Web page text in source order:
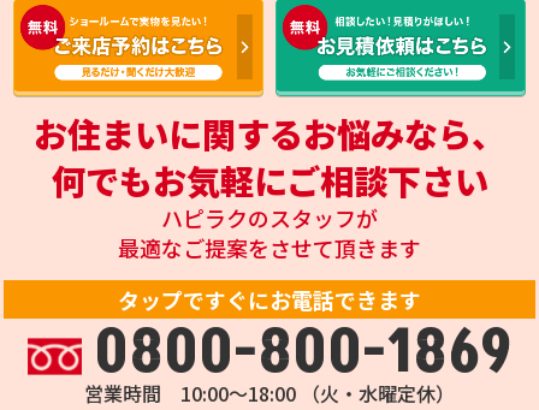
お住まいに関するお悩みなら、
何でもお気軽にご相談下さい
ハピラクのスタッフが
最適なご提案をさせて頂きます
タップですぐにお電話できます
0800-800-1869
営業時間 10:00～18:00 （火・水曜定休）